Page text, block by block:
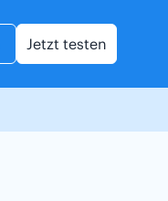
Jetzt testen